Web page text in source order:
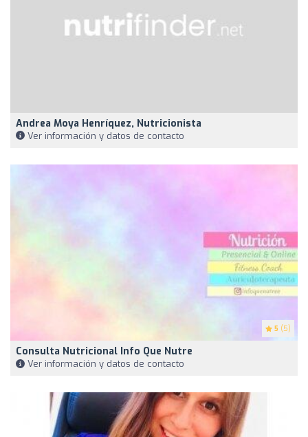
Andrea Moya Henríquez, Nutricionista
Ver información y datos de contacto
5 (5)
Consulta Nutricional Info Que Nutre
Ver información y datos de contacto